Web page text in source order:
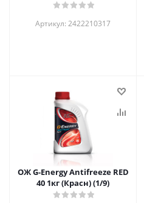
Артикул: 2422210317
ОЖ G-Energy Antifreeze RED
40 1кг (Красн) (1/9)